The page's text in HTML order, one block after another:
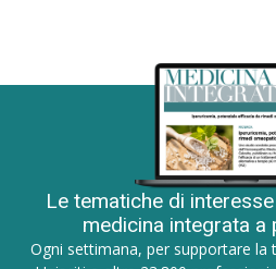
Le tematiche di
medicina integrata a
Ogni settimana, per supportare la